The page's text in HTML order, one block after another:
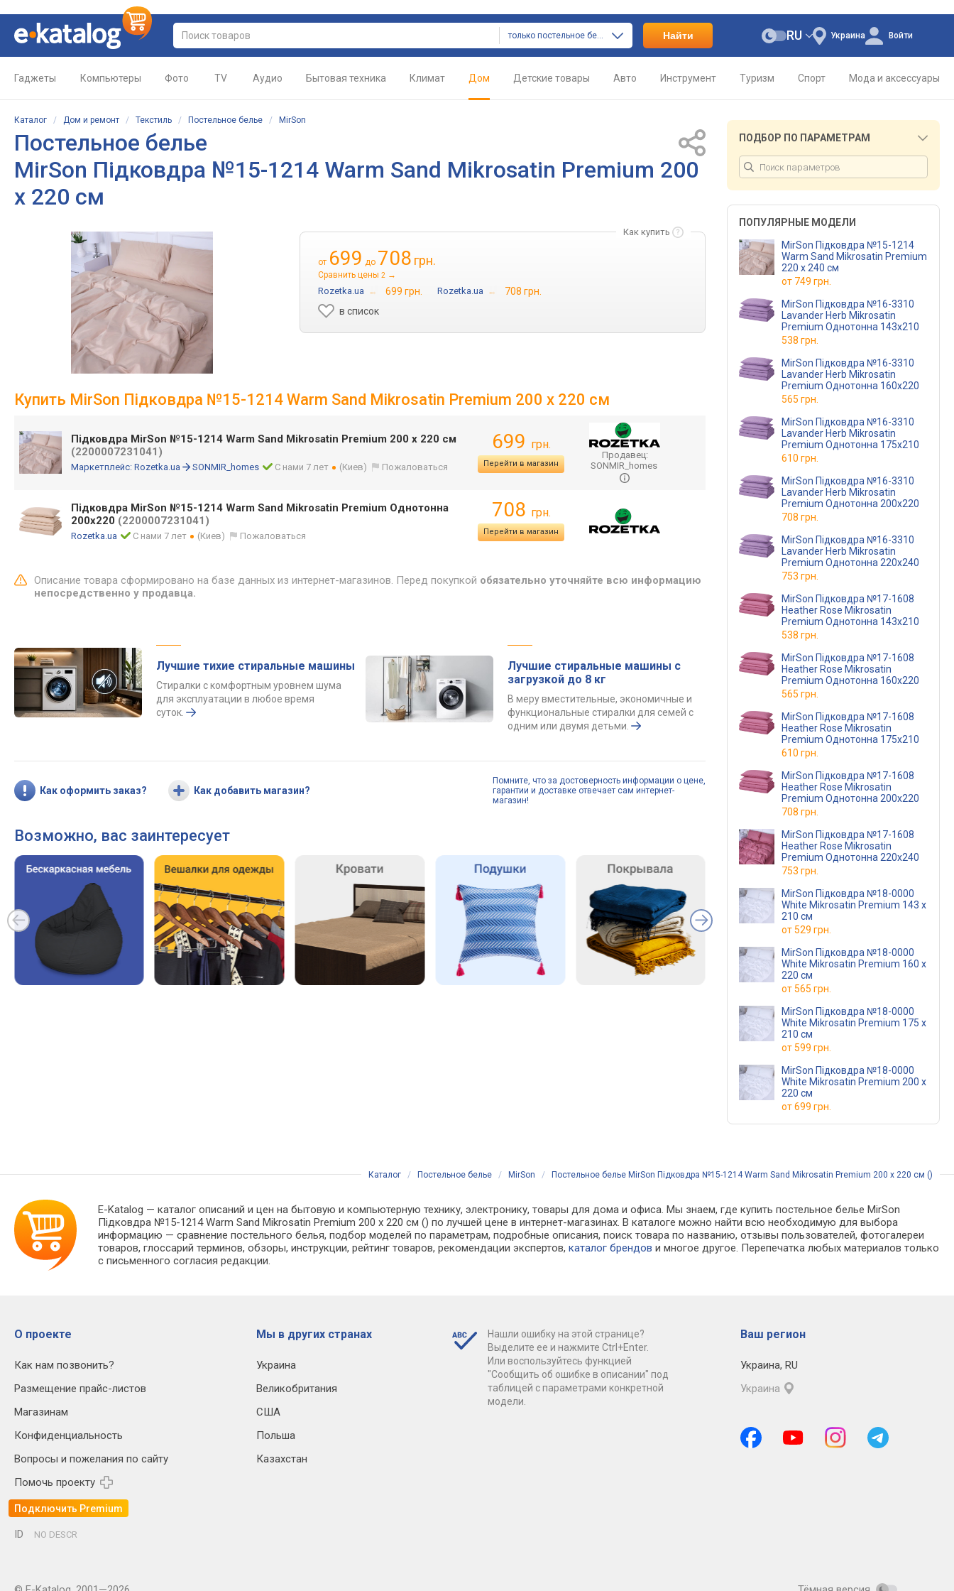
только постельное белье Найти Украина
RU Войти
Гаджеты Компьютеры Фото TV Аудио Бытовая техника Климат Дом Детские товары Авто Инструмент Туризм Спорт Мода и аксессуары
Каталог / Дом и ремонт / Текстиль / Постельное белье / MirSon
Постельное белье
MirSon Підковдра №15-1214 Warm Sand Mikrosatin Premium 200
x 220 см
Как купить
от 699 до 708 грн.
Сравнить цены 2 →
Rozetka.ua → 699 грн. Rozetka.ua →
708 грн.
в список
Купить MirSon Підковдра №15-1214 Warm Sand Mikrosatin Premium 200 x 220 см
Підковдра MirSon №15-1214 Warm Sand Mikrosatin Premium 200 x 220 см
(2200007231041)
Маркетплейс: Rozetka.ua SONMIR_homes С нами 7 лет (Киев) Пожаловаться
699 грн.
Перейти в магазин
Продавец:
SONMIR_homes
Підковдра MirSon №15-1214 Warm Sand Mikrosatin Premium Однотонна
200х220 (2200007231041)
Rozetka.ua С нами 7 лет (Киев) Пожаловаться
708 грн.
Перейти в магазин
Описание товара сформировано на базе данных из интернет-магазинов. Перед покупкой обязательно уточняйте всю информацию
непосредственно у продавца.
Лучшие тихие стиральные машины
Стиралки с комфортным уровнем шума
для эксплуатации в любое время
суток.
Лучшие стиральные машины с
загрузкой до 8 кг
В меру вместительные, экономичные и
функциональные стиралки для семей с
одним или двумя детьми.
Как оформить заказ? Как добавить магазин?
Помните, что за достоверность информации о цене,
гарантии и доставке отвечает сам интернет-
магазин!
Возможно, вас заинтересует
ПОДБОР ПО ПАРАМЕТРАМ
ПОПУЛЯРНЫЕ МОДЕЛИ
MirSon Підковдра №15-1214
Warm Sand Mikrosatin Premium
220 x 240 см
от 749 грн.
MirSon Підковдра №16-3310
Lavander Herb Mikrosatin
Premium Однотонна 143х210
538 грн.
MirSon Підковдра №16-3310
Lavander Herb Mikrosatin
Premium Однотонна 160х220
565 грн.
MirSon Підковдра №16-3310
Lavander Herb Mikrosatin
Premium Однотонна 175х210
610 грн.
MirSon Підковдра №16-3310
Lavander Herb Mikrosatin
Premium Однотонна 200х220
708 грн.
MirSon Підковдра №16-3310
Lavander Herb Mikrosatin
Premium Однотонна 220х240
753 грн.
MirSon Підковдра №17-1608
Heather Rose Mikrosatin
Premium Однотонна 143х210
538 грн.
MirSon Підковдра №17-1608
Heather Rose Mikrosatin
Premium Однотонна 160х220
565 грн.
MirSon Підковдра №17-1608
Heather Rose Mikrosatin
Premium Однотонна 175х210
610 грн.
MirSon Підковдра №17-1608
Heather Rose Mikrosatin
Premium Однотонна 200х220
708 грн.
MirSon Підковдра №17-1608
Heather Rose Mikrosatin
Premium Однотонна 220х240
753 грн.
MirSon Підковдра №18-0000
White Mikrosatin Premium 143 x
210 см
от529 грн.
MirSon Підковдра №18-0000
White Mikrosatin Premium 160 x
220 см
от565 грн.
MirSon Підковдра №18-0000
White Mikrosatin Premium 175 x
210 см
от599 грн.
MirSon Підковдра №18-0000
White Mikrosatin Premium 200 x
220 см
от699 грн.
Каталог / Постельное белье / MirSon / Постельное белье MirSon Підковдра №15-1214 Warm Sand Mikrosatin Premium 200 x 220 см ()
E-Katalog — каталог описаний и цен на бытовую и компьютерную технику, электронику, товары для дома и офиса. Мы знаем, где купить постельное белье MirSon
Підковдра №15-1214 Warm Sand Mikrosatin Premium 200 x 220 см () по лучшей цене в интернет-магазинах. В каталоге можно найти всю необходимую для выбора
информацию — сравнение постельного белья, подбор моделей по параметрам, подробные описания, поиск товара по названию, отзывы пользователей, фотогалереи
товаров, глоссарий терминов, обзоры, инструкции, рейтинг товаров, рекомендации экспертов,каталог брендов и многое другое. Перепечатка любых материалов только
с письменного согласия редакции.
О проекте
Как нам позвонить?
Размещение прайс-листов
Магазинам
Конфиденциальность
Вопросы и пожелания по сайту
Помочь проекту
Подключить Premium
Мы в других странах
Украина
Великобритания
США
Польша
Казахстан
Нашли ошибку на этой странице?
Выделите ее и нажмите Ctrl+Enter.
Или воспользуйтесь функцией
"Сообщить об ошибке в описании" под
таблицей с параметрами конкретной
модели.
Ваш регион
Украина, RU
Украина
ID NO DESCR